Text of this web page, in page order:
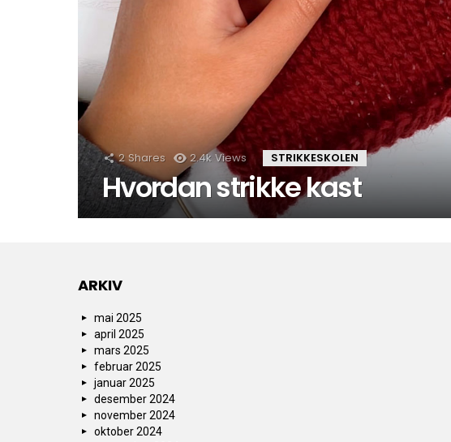
2 Shares 2.4k Views STRIKKESKOLEN
Hvordan strikke kast
ARKIV
mai 2025
april 2025
mars 2025
februar 2025
januar 2025
desember 2024
november 2024
oktober 2024